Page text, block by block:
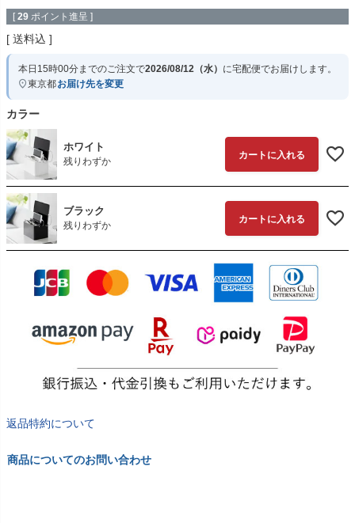
[ 29 ポイント進呈 ]
送料込
本日 15時00分までのご注文で2026/08/12（水） に宅配便でお届けします。
東京都お届け先を変更
カラー
ホワイト
残りわずか
カートに入れる
ブラック
残りわずか
カートに入れる
返品特約について
商品についてのお問い合わせ